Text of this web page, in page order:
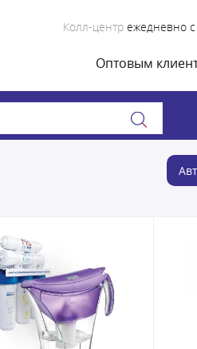
Колл-центр ежедневно
Оптовым